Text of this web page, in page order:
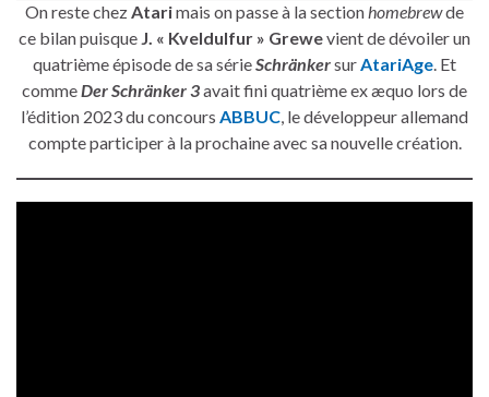
On reste chezAtarimais on passe à la sectionhomebrewde
ce bilan puisque J. « Kveldulfur » Grewevient de dévoiler un
quatrième épisode de sa sérieSchränkersurAtariAge. Et
commeDer Schränker 3avait fini quatrième ex æquo lors de
l’édition 2023 du concours ABBUC, le développeur allemand
compte participer à la prochaine avec sa nouvelle création.